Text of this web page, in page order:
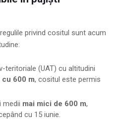
privind cositul sunt acum
teritoriale (UAT) cu altitudini
cu 600 m, cositul este permis
medii mai mici de 600 m,
cu 15 iunie.